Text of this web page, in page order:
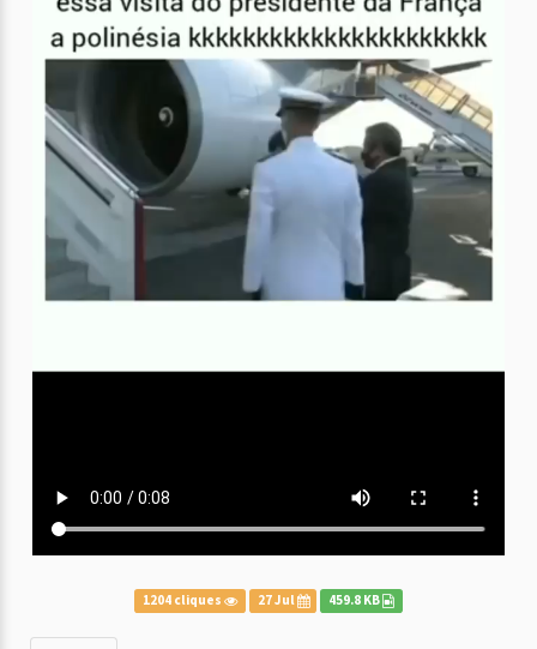
1204 cliques 27 Jul 459.8 KB